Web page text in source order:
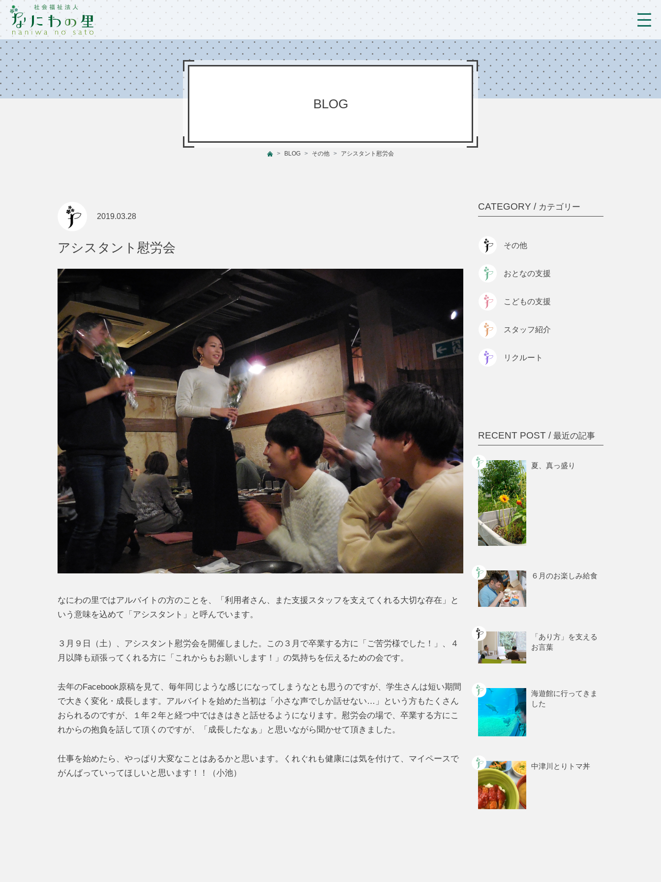
トップ
法人概要/アクセス
ブログ
BLOG
BLOG その他 アシスタント慰労会
2019.03.28
アシスタント慰労会
なにわの里ではアルバイトの方のことを、「利用者さん、また支援スタッフを支えてくれる大切な存在」と
いう意味を込めて「アシスタント」と呼んでいます。
３月９日（土）、アシスタント慰労会を開催しました。この３月で卒業する方に「ご苦労様でした！」、４
月以降も頑張ってくれる方に「これからもお願いします！」の気持ちを伝えるための会です。
去年のFacebook原稿を見て、毎年同じような感じになってしまうなとも思うのですが、学生さんは短い期間
で大きく変化・成長します。アルバイトを始めた当初は「小さな声でしか話せない…」という方もたくさん
おられるのですが、１年２年と経つ中ではきはきと話せるようになります。慰労会の場で、卒業する方にこ
れからの抱負を話して頂くのですが、「成長したなぁ」と思いながら聞かせて頂きました。
仕事を始めたら、やっぱり大変なことはあるかと思います。くれぐれも健康には気を付けて、マイペースで
がんばっていってほしいと思います！！（小池）
CATEGORY / カテゴリー
その他
おとなの支援
こどもの支援
スタッフ紹介
リクルート
RECENT POST / 最近の記事
夏、真っ盛り
６月のお楽しみ給食
「あり方」を支える
お言葉
海遊館に行ってきま
した
中津川とりトマ丼